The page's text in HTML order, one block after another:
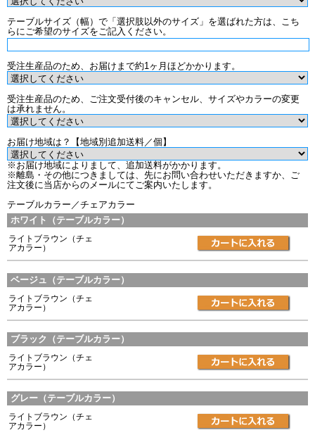
テーブルサイズ（幅）で「選択肢以外のサイズ」を選ばれた方は、こち
らにご希望のサイズをご記入ください。
受注生産品のため、お届けまで約1ヶ月ほどかかります。
受注生産品のため、ご注文受付後のキャンセル、サイズやカラーの変更
は承れません。
お届け地域は？【地域別追加送料／個】
※お届け地域によりまして、追加送料がかかります。
※離島・その他につきましては、先にお問い合わせいただきますか、ご
注文後に当店からのメールにてご案内いたします。
テーブルカラー／チェアカラー
ホワイト（テーブルカラー）
ライトブラウン（チェ
アカラー）
ベージュ（テーブルカラー）
ライトブラウン（チェ
アカラー）
ブラック（テーブルカラー）
ライトブラウン（チェ
アカラー）
グレー（テーブルカラー）
ライトブラウン（チェ
アカラー）